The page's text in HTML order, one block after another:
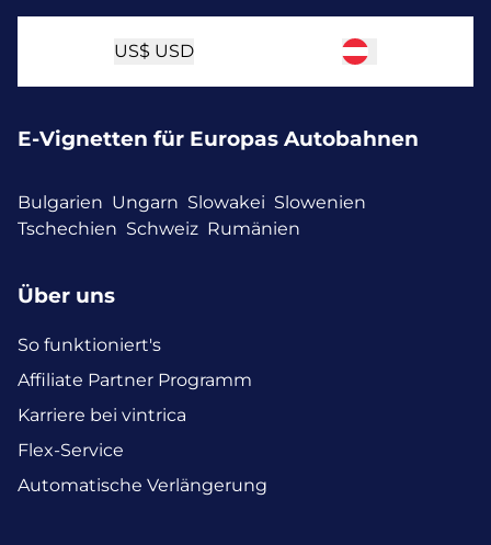
US$ USD
E-Vignetten für Europas Autobahnen
Bulgarien Ungarn Slowakei Slowenien
Tschechien Schweiz Rumänien
Über uns
So funktioniert's
Affiliate Partner Programm
Karriere bei vintrica
Flex-Service
Automatische Verlängerung